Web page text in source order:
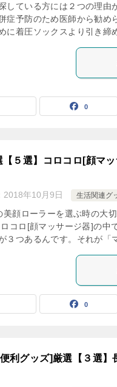
している方には２つの理由
症予防のため医師から勧め
に着圧ソックスより引き
0
５選】コロコロ[顔マ
2018年10月9日 生活関連グ
顔ローラーを選ぶ時の大
コロ[顔マッサージ器]の中
３つあるんです。それが
0
利グッズ]厳選【３選】